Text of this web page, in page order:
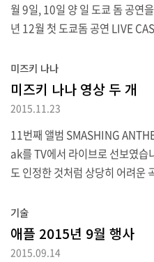
월 9일, 10일 양 일 도쿄 돔 공연
년 12월 첫 도쿄돔 공연 LIVE
기 전체 대상 비디오라고 해서 무
이유가 있었군요. 영상에서도 언
라이브까지 충실한 한 해를 보낸
음하려는건가 했는데 내부적으
터 프로듀서와 본인 모두 공개
다고 해 왔지만, 장소가 장소이..
미즈키 나나
미즈키 나나 영상 두 개
2015.11.23
11번째 앨범 SMASHING
ak를 TV에서 라이브로 선보였습
도 인정한 것처럼 상당히 어려운
서 빵 만들기를 뽑아 선보이게 된
하게 나왔습니다.
기술
애플 2015년 9월 행사
2015.09.14